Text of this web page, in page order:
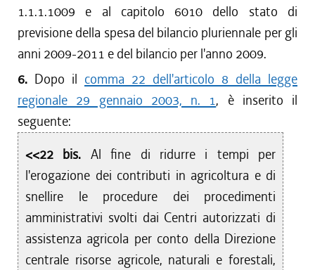
1.1.1.1009 e al capitolo 6010 dello stato di
previsione della spesa del bilancio pluriennale per gli
anni 2009-2011 e del bilancio per l'anno 2009.
6. Dopo il comma 22 dell'articolo 8 della legge
regionale 29 gennaio 2003, n. 1, è inserito il
seguente:
<<22 bis. Al fine di ridurre i tempi per
l'erogazione dei contributi in agricoltura e di
snellire le procedure dei procedimenti
amministrativi svolti dai Centri autorizzati di
assistenza agricola per conto della Direzione
centrale risorse agricole, naturali e forestali,